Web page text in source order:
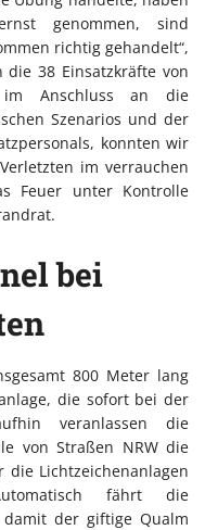
genommen, sind
richtig gehandelt“,
die 38 Einsatzkräfte von
im Anschluss an die
Szenarios und der
konnten wir
im verrauchen
Feuer unter Kontrolle
bei
800 Meter lang
die sofort bei der
veranlassen die
von Straßen NRW die
Lichtzeichenanlagen
fährt die
der giftige Qualm